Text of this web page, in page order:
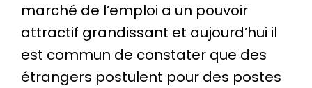
marché de l’emploi a un pouvoir
attractif grandissant et aujourd’hui il
est commun de constater que des
étrangers postulent pour des postes